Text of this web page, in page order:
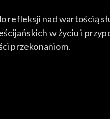
refleksji nad wartością
w życiu i
przekonaniom.